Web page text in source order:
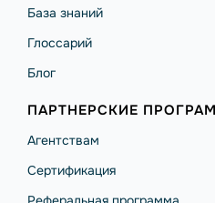
База знаний
Глоссарий
Блог
ПАРТНЕРСКИЕ
Агентствам
Сертификация